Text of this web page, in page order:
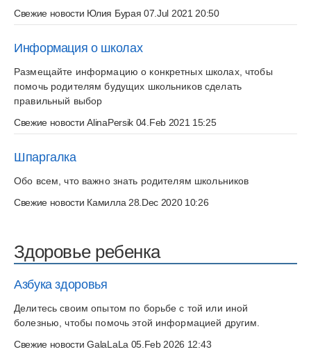
Свежие новости Юлия Бурая 07.Jul 2021 20:50
Информация о школах
Размещайте информацию о конкретных школах, чтобы
помочь родителям будущих школьников сделать
правильный выбор
Свежие новостиAlinaPersik 04.Feb 2021 15:25
Шпаргалка
Обо всем, что важно знать родителям школьников
Свежие новости Камилла 28.Dec 2020 10:26
Здоровье ребенка
Азбука здоровья
Делитесь своим опытом по борьбе с той или иной
болезнью, чтобы помочь этой информацией другим.
Свежие новостиGalaLaLa 05.Feb 2026 12:43